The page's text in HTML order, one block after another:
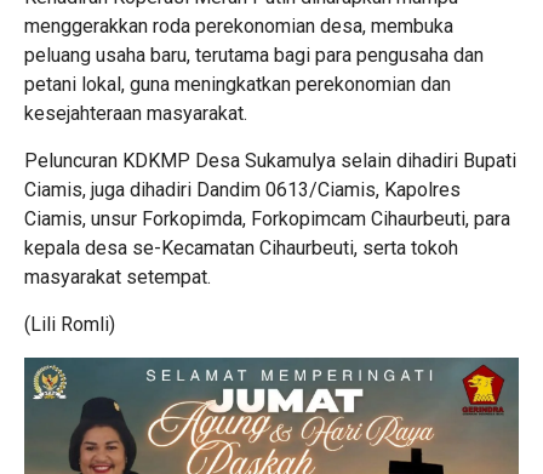
menggerakkan roda perekonomian desa, membuka
peluang usaha baru, terutama bagi para pengusaha dan
petani lokal, guna meningkatkan perekonomian dan
kesejahteraan masyarakat.
Peluncuran KDKMP Desa Sukamulya selain dihadiri Bupati
Ciamis, juga dihadiri Dandim 0613/Ciamis, Kapolres
Ciamis, unsur Forkopimda, Forkopimcam Cihaurbeuti, para
kepala desa se-Kecamatan Cihaurbeuti, serta tokoh
masyarakat setempat.
(Lili Romli)